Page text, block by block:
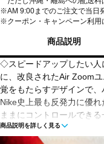
※AM 9:00までのご注文で当
※クーポン・キャンペーン利用
商品説明
◇スピードアップしたい人
に、改良されたAir Zoom
覚をもたらすデザインで、
Nike史上最も反発力に優
ままにコントロールできる
◇まばらな芝、硬い土、砂
商品説明を詳しく見る